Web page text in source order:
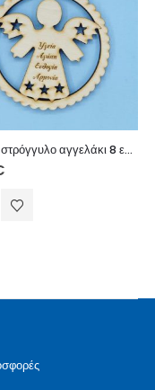
Ξύλινο στρόγγυλο αγγελάκι 8 εκ. με ευχές